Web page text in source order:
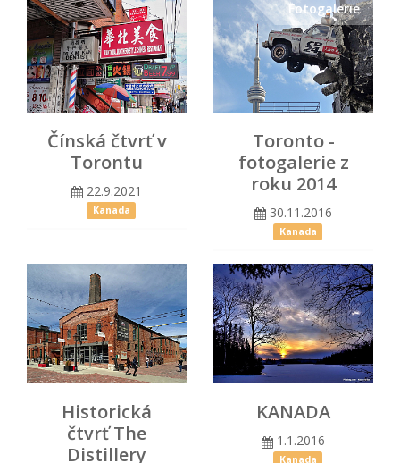
Čínská čtvrť v
Torontu
22.9.2021
Kanada
Fotogalerie
Toronto -
fotogalerie z
roku 2014
30.11.2016
Kanada
Historická
čtvrť The
Distillery
KANADA
1.1.2016
Kanada